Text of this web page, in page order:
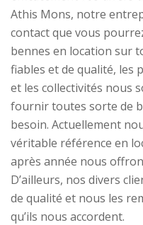
Athis Mons, notre
contact que vous
bennes en location sur
fiables et de qualité, les
et les collectivités nous
fournir toutes sorte de
besoin. Actuellement
véritable référence en
après année nous
D’ailleurs, nos divers
de qualité et nous les
qu’ils nous accordent.